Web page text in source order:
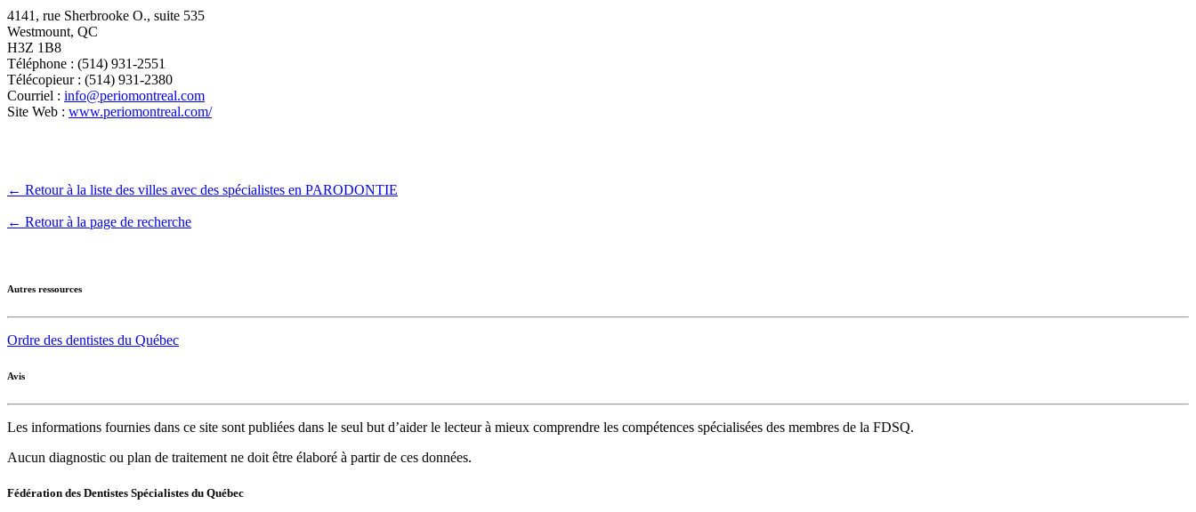
4141, rue Sherbrooke O., suite 535
Westmount, QC
H3Z 1B8
Téléphone : (514) 931-2551
Télécopieur : (514) 931-2380
Courriel : info@periomontreal.com
Site Web : www.periomontreal.com/
← Retour à la liste des villes avec des spécialistes en PARODONTIE
← Retour à la page de recherche
Autres ressources
Ordre des dentistes du Québec
Avis
Les informations fournies dans ce site sont publiées dans le seul but d’aider le lecteur à mieux comprendre les compétences spécialisées des membres de la FDSQ.
Aucun diagnostic ou plan de traitement ne doit être élaboré à partir de ces données.
Fédération des Dentistes Spécialistes du Québec